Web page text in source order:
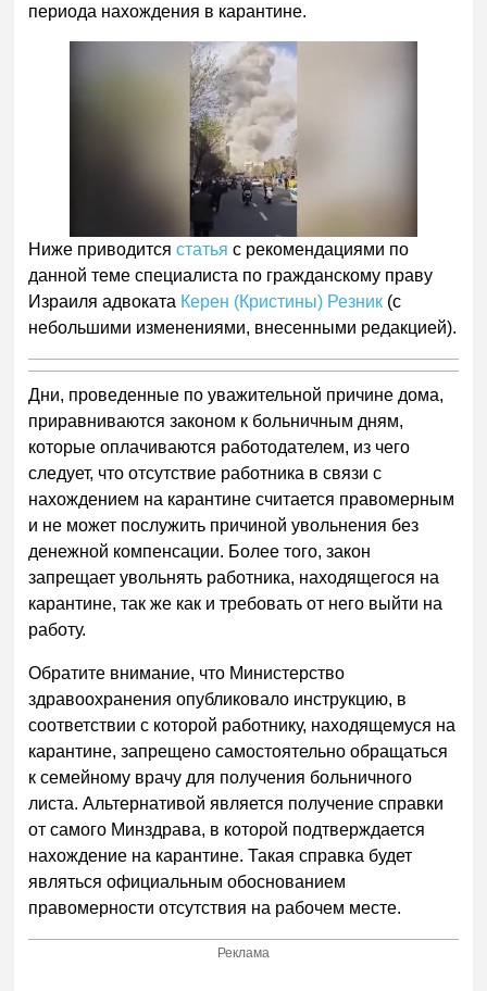
периода нахождения в карантине.
Ниже приводитсястатья с рекомендациями по
данной теме специалиста по гражданскому праву
Израиля адвоката Керен (Кристины) Резник (с
небольшими изменениями, внесенными редакцией).
Дни, проведенные по уважительной причине дома,
приравниваются законом к больничным дням,
которые оплачиваются работодателем, из чего
следует, что отсутствие работника в связи с
нахождением на карантине считается правомерным
и не может послужить причиной увольнения без
денежной компенсации. Более того, закон
запрещает увольнять работника, находящегося на
карантине, так же как и требовать от него выйти на
работу.
Обратите внимание, что Министерство
здравоохранения опубликовало инструкцию, в
соответствии с которой работнику, находящемуся на
карантине, запрещено самостоятельно обращаться
к семейному врачу для получения больничного
листа. Альтернативой является получение справки
от самого Минздрава, в которой подтверждается
нахождение на карантине. Такая справка будет
являться официальным обоснованием
правомерности отсутствия на рабочем месте.
Реклама